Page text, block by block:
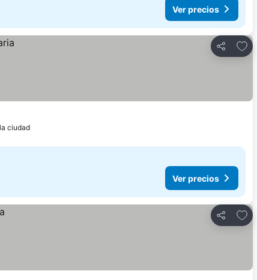
Ver precios
Compartir
ciudad
Ver precios
Compartir